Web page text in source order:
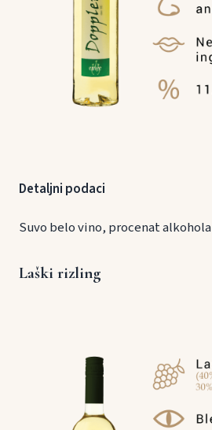
Detaljni podaci
Suvo belo vino, procenat alkohola
Laški rizling